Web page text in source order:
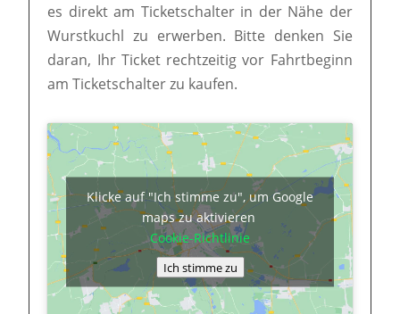
es direkt am Ticketschalter in der Nähe der
Wurstkuchl zu erwerben. Bitte denken Sie
daran, Ihr Ticket rechtzeitig vor Fahrtbeginn
am Ticketschalter zu kaufen.
Klicke auf "Ich stimme zu", um Google
maps zu aktivieren
Cookie-Richtlinie
Ich stimme zu